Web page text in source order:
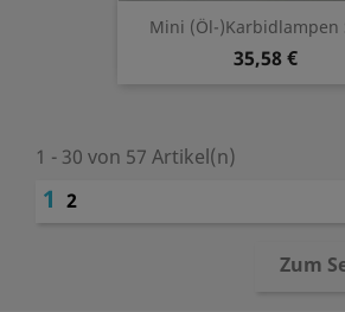
Mini (Öl-)Karbidlampen
35,58 €
1 - 30 von 57 Artikel(n)
1 2
Zum